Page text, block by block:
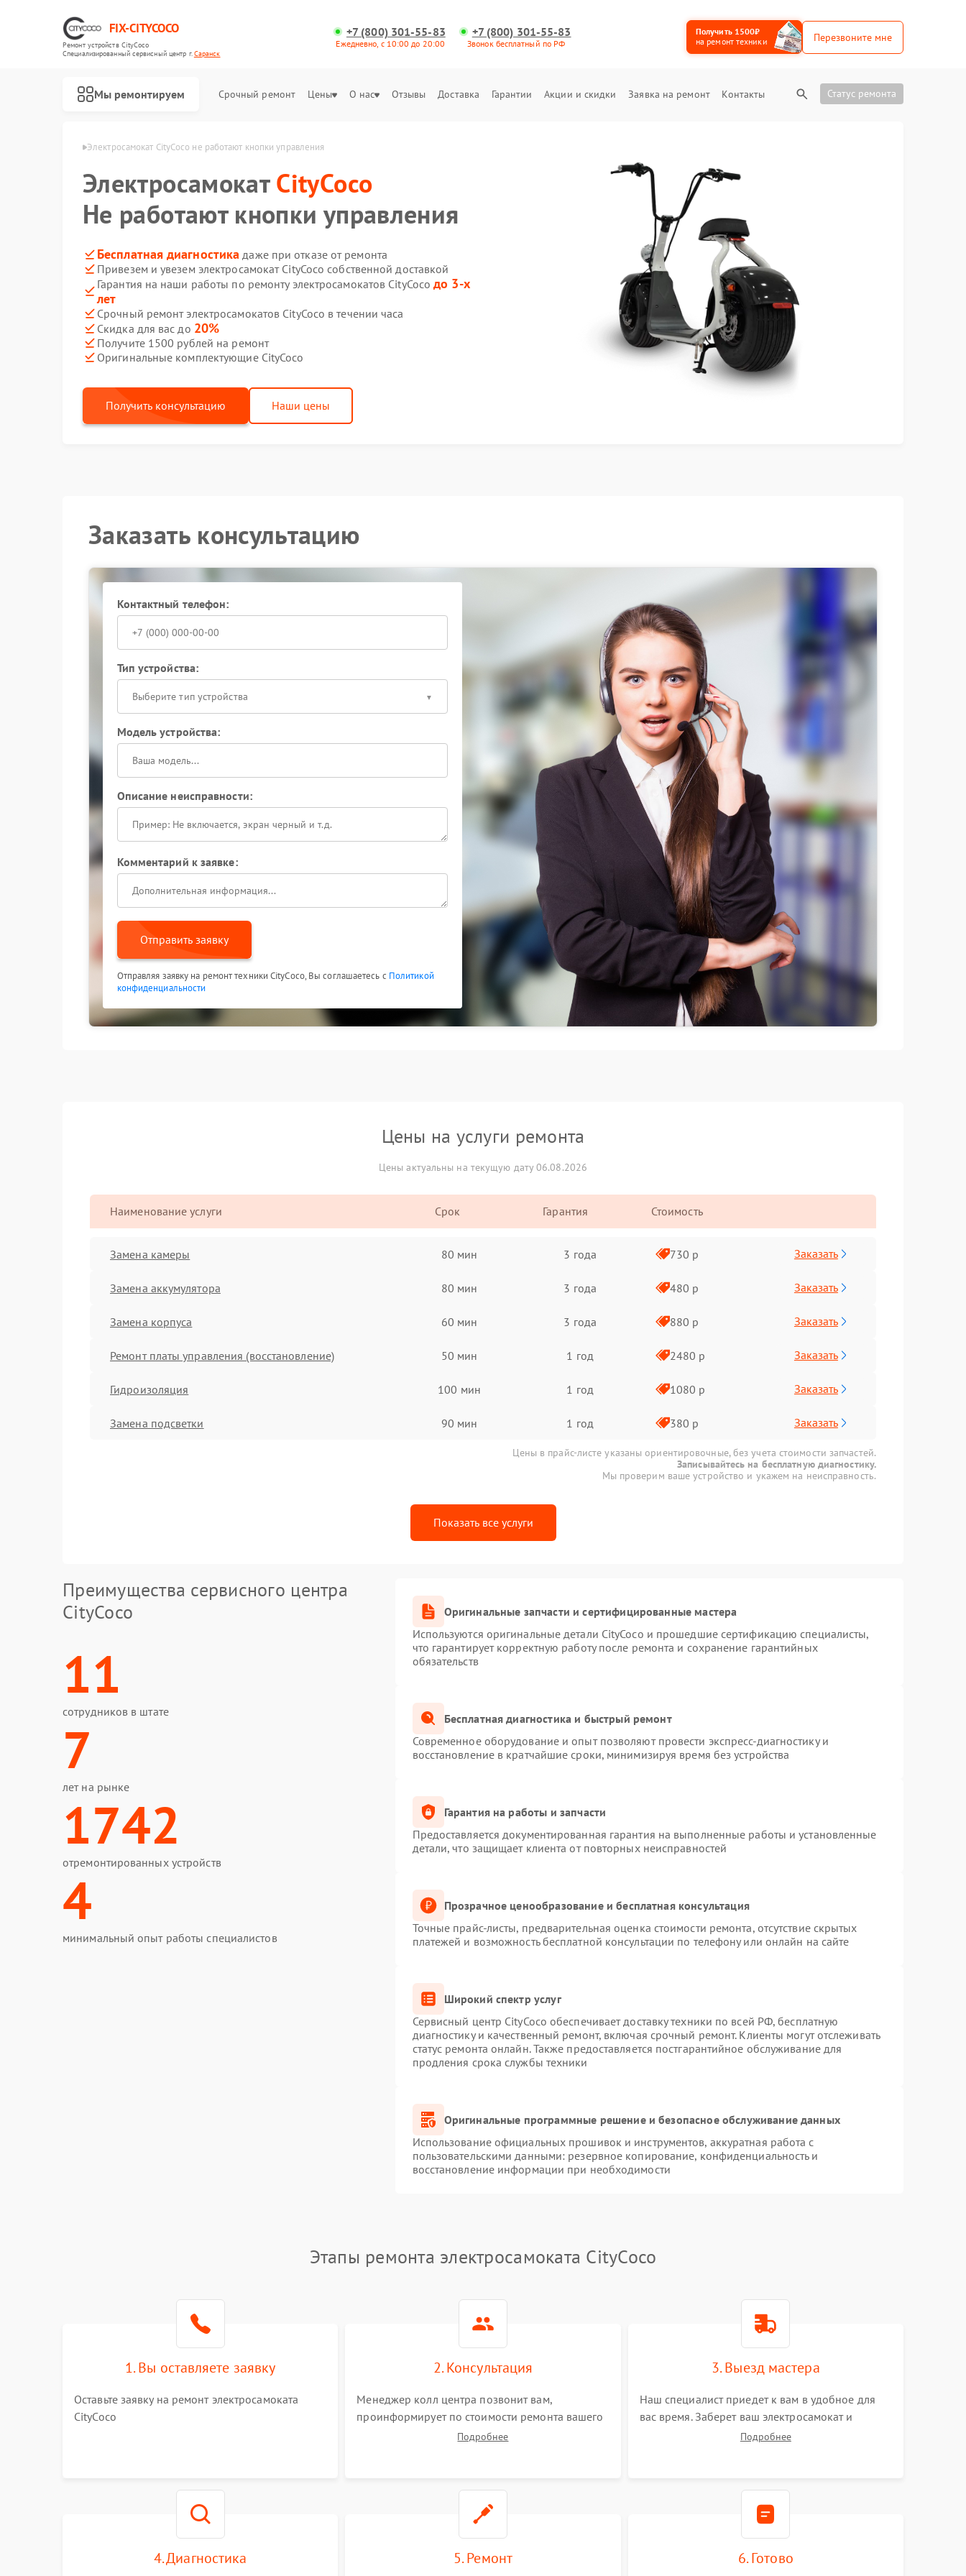
FIX-CITYCOCO
Ремонт устройств CityCoco
Специализированный cервисный центр г.Саранск
+7 (800) 301-55-83
Ежедневно, с 10:00 до 20:00
+7 (800) 301-55-83
Звонок бесплатный по РФ
Получить 1500₽
на ремонт техники
Перезвоните мне
Мы ремонтируем Срочный ремонт Цены О нас Отзывы Доставка Гарантии Акции и скидки Заявка на ремонт Контакты Статус ремонта
в Саранске Электросамокат CityCoco не работают кнопки управления
ЭлектросамокатCityCoco
Не работают кнопки управления
Бесплатная диагностика даже при отказе от ремонта
Привезем и увезем электросамокат CityCoco собственной доставкой
Гарантия на наши работы по ремонту электросамокатов CityCocoдо 3-х
лет
Срочный ремонт электросамокатов CityCoco в течении часа
Скидка для вас до 20%
Получите 1500 рублей на ремонт
Оригинальные комплектующие CityCoco
Получить консультацию Наши цены
Заказать консультацию
Контактный телефон:
Тип устройства:
Выберите тип устройства
Модель устройства:
Описание неисправности:
Комментарий к заявке:
Отправить заявку
Отправляя заявку на ремонт техники CityCoco, Вы соглашаетесь с Политикой
конфиденциальности
Цены на услуги ремонта
Цены актуальны на текущую дату 06.08.2026
Наименование услуги Срок Гарантия Стоимость
Замена камеры 80 мин 3 года 730 р Заказать
Замена аккумулятора 80 мин 3 года 480 р Заказать
Замена корпуса 60 мин 3 года 880 р Заказать
Ремонт платы управления (восстановление) 50 мин 1 год 2480 р Заказать
Гидроизоляция 100 мин 1 год 1080 р Заказать
Замена подсветки 90 мин 1 год 380 р Заказать
Цены в прайс-листе указаны ориентировочные, без учета стоимости запчастей.
Записывайтесь на бесплатную диагностику.
Мы проверим ваше устройство и укажем на неисправность.
Показать все услуги
Преимущества сервисного центра
CityCoco
11
сотрудников в штате
7
лет на рынке
1742
отремонтированных устройств
4
минимальный опыт работы специалистов
Оригинальные запчасти и сертифицированные мастера
Используются оригинальные детали CityCoco и прошедшие сертификацию специалисты,
что гарантирует корректную работу после ремонта и сохранение гарантийных
обязательств
Бесплатная диагностика и быстрый ремонт
Современное оборудование и опыт позволяют провести экспресс-диагностику и
восстановление в кратчайшие сроки, минимизируя время без устройства
Гарантия на работы и запчасти
Предоставляется документированная гарантия на выполненные работы и установленные
детали, что защищает клиента от повторных неисправностей
Прозрачное ценообразование и бесплатная консультация
Точные прайс-листы, предварительная оценка стоимости ремонта, отсутствие скрытых
платежей и возможность бесплатной консультации по телефону или онлайн на сайте
Широкий спектр услуг
Сервисный центр CityCoco обеспечивает доставку техники по всей РФ, бесплатную
диагностику и качественный ремонт, включая срочный ремонт. Клиенты могут отслеживать
статус ремонта онлайн. Также предоставляется постгарантийное обслуживание для
продления срока службы техники
Оригинальные программные решение и безопасное обслуживание данных
Использование официальных прошивок и инструментов, аккуратная работа с
пользовательскими данными: резервное копирование, конфиденциальность и
восстановление информации при необходимости
Этапы ремонта электросамоката CityCoco
1. Вы оставляете заявку
Оставьте заявку на ремонт электросамоката
CityCoco
2. Консультация
Менеджер колл центра позвонит вам,
проинформирует по стоимости ремонта вашего
электросамоката а также ответит на все ваши
Подробнее
3. Выезд мастера
Наш специалист приедет к вам в удобное для
вас время. Заберет ваш электросамокат и
привезет на склад для диагностики.
Подробнее
4. Диагностика 5. Ремонт 6. Готово